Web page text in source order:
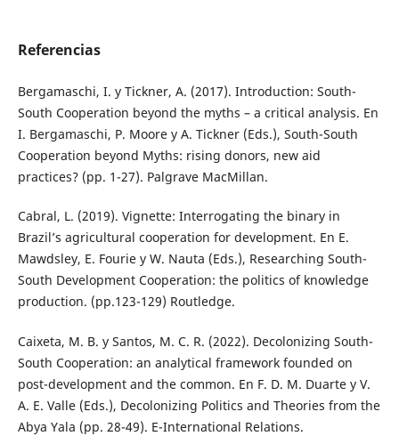
Referencias
Bergamaschi, I. y Tickner, A. (2017). Introduction: South-
South Cooperation beyond the myths – a critical analysis. En
I. Bergamaschi, P. Moore y A. Tickner (Eds.), South-South
Cooperation beyond Myths: rising donors, new aid
practices? (pp. 1-27). Palgrave MacMillan.
Cabral, L. (2019). Vignette: Interrogating the binary in
Brazil’s agricultural cooperation for development. En E.
Mawdsley, E. Fourie y W. Nauta (Eds.), Researching South-
South Development Cooperation: the politics of knowledge
production. (pp.123-129) Routledge.
Caixeta, M. B. y Santos, M. C. R. (2022). Decolonizing South-
South Cooperation: an analytical framework founded on
post-development and the common. En F. D. M. Duarte y V.
A. E. Valle (Eds.), Decolonizing Politics and Theories from the
Abya Yala (pp. 28-49). E-International Relations.